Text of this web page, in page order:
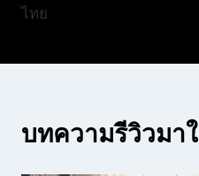
ไทย
บทความรีวิวมา